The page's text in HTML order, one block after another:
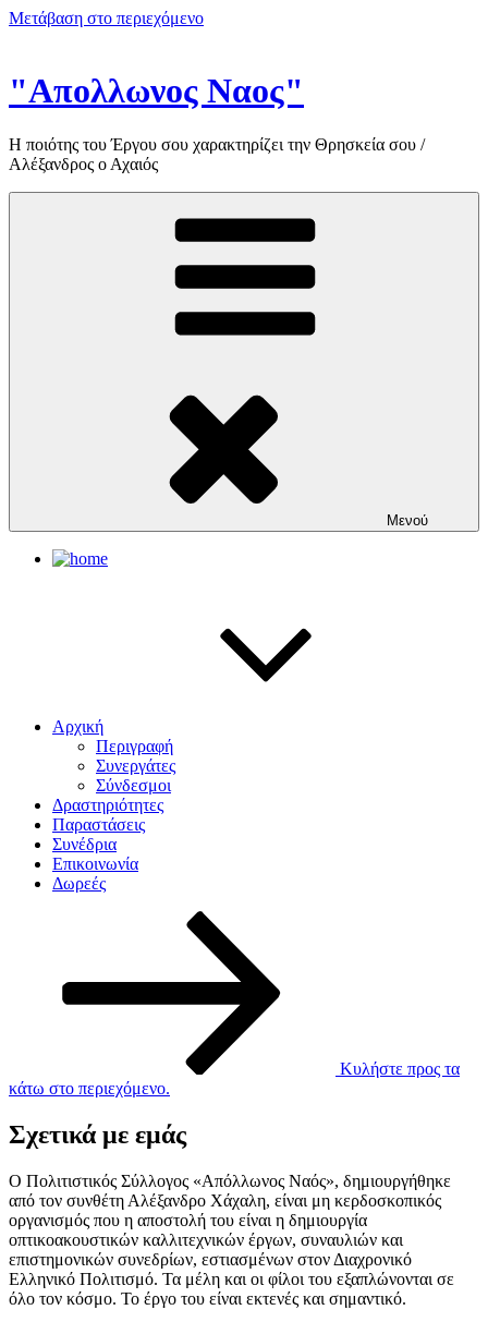
Μετάβαση στο περιεχόμενο
"Απολλωνος Ναος"
Η ποιότης του Έργου σου χαρακτηρίζει την Θρησκεία σου /
Αλέξανδρος ο Αχαιός
Μενού
Αρχική
Περιγραφή
Συνεργάτες
Σύνδεσμοι
Δραστηριότητες
Παραστάσεις
Συνέδρια
Επικοινωνία
Δωρεές
Κυλήστε προς τα
κάτω στο περιεχόμενο.
Σχετικά με εμάς
Ο Πολιτιστικός Σύλλογος «Απόλλωνος Ναός», δημιουργήθηκε
από τον συνθέτη Αλέξανδρο Χάχαλη, είναι μη κερδοσκοπικός
οργανισμός που η αποστολή του είναι η δημιουργία
οπτικοακουστικών καλλιτεχνικών έργων, συναυλιών και
επιστημονικών συνεδρίων, εστιασμένων στον Διαχρονικό
Ελληνικό Πολιτισμό. Τα μέλη και οι φίλοι του εξαπλώνονται σε
όλο τον κόσμο. Το έργο του είναι εκτενές και σημαντικό.